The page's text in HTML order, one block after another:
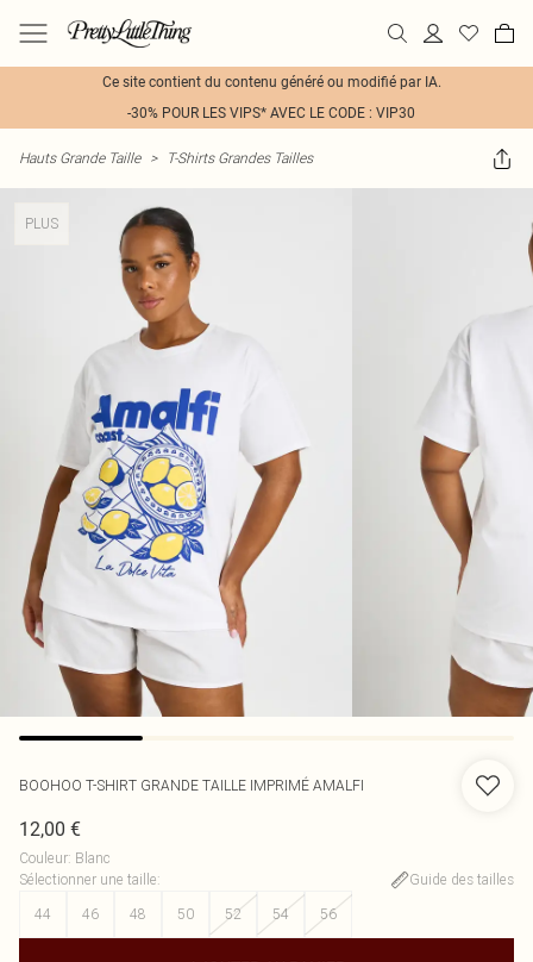
Ce site contient du contenu généré ou modifié par IA.
-30% POUR LES VIPS* AVEC LE CODE : VIP30
Hauts Grande Taille > T-Shirts Grandes Tailles
PLUS
BOOHOO T-SHIRT GRANDE TAILLE IMPRIMÉ AMALFI
12,00 €
Couleur: Blanc
Sélectionner une taille:
Guide des tailles
44
46 48 50 52 54 56